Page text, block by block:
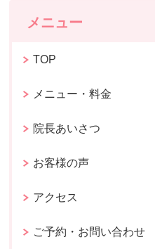
メニュー
TOP
メニュー・料金
院長あいさつ
お客様の声
アクセス
ご予約・お問い合わせ